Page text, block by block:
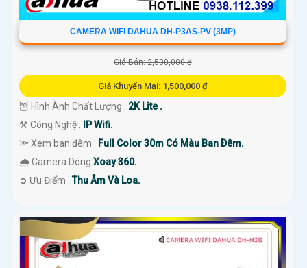
CAMERA WIFI DAHUA DH-P3AS-PV (3MP)
Giá Bán: 2,500,000 ₫
Giá Khuyến Mại: 1,500,000 ₫
🦉 Hình Ành Chất Lượng : 2K Lite .
⚒ Công Nghệ : IP Wifi.
🔦 Xem ban đêm : Full Color 30m Có Màu Ban Ðêm.
🌧️ Camera Dòng Xoay 360.
️➲ Ưu Điểm :Thu Âm Và Loa.